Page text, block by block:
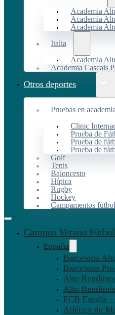
Academia
Academia
Academia
Italia
Academia
Academia Cascais
Otros deportes
Pruebas en
Clinic
Prueba de
Prueba de
Prueba de
Golf
Tenis
Baloncesto
Hípica
Rugby
Hockey
Campamentos
Campus Verano Fútbol
España
Barcelona
Barcelona
Alto
Alto
FCB Escola
Atlético de